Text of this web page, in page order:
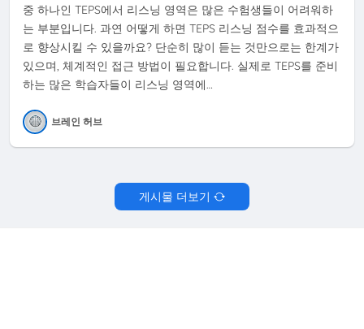
중 하나인 TEPS에서 리스닝 영역은 많은 수험생들이 어려워하
는 부분입니다. 과연 어떻게 하면 TEPS 리스닝 점수를 효과적으
로 향상시킬 수 있을까요? 단순히 많이 듣는 것만으로는 한계가
있으며, 체계적인 접근 방법이 필요합니다. 실제로 TEPS를 준비
하는 많은 학습자들이 리스닝 영역에…
브레인 허브
게시물 더보기